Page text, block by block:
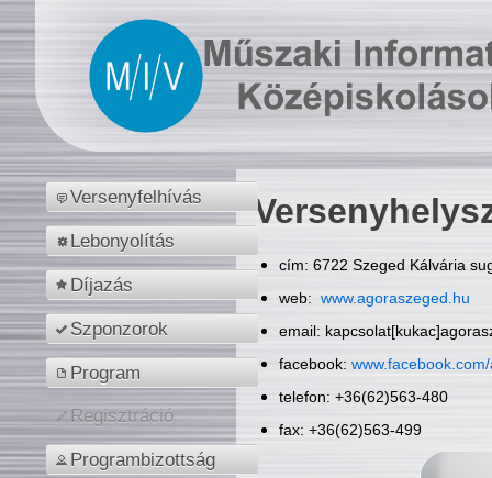
Versenyfelhívás
Lebonyolítás
Díjazás
Szponzorok
Program
Regisztráció
Programbizottság
cím: 6722 Szeged Kálvária
web: www.agoraszeged.hu
email:
facebook:
telefon: +36(62)563-480
fax: +36(62)563-499